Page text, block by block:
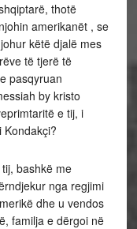
thotë
amerikanët , se
këtë djalë mes
të tjerë të
pasqyruan
by kristo
e tij, i
Kondakçi?
bashkë me
nga regjimi
dhe u vendos
familja e dërgoi në